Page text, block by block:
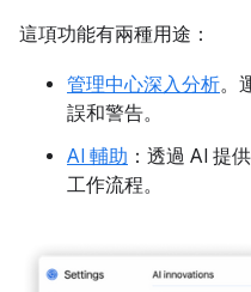
這項功能有兩種用途：
管理中心深入分析。
誤和警告。
AI 輔助 ：透過 AI 提
工作流程。